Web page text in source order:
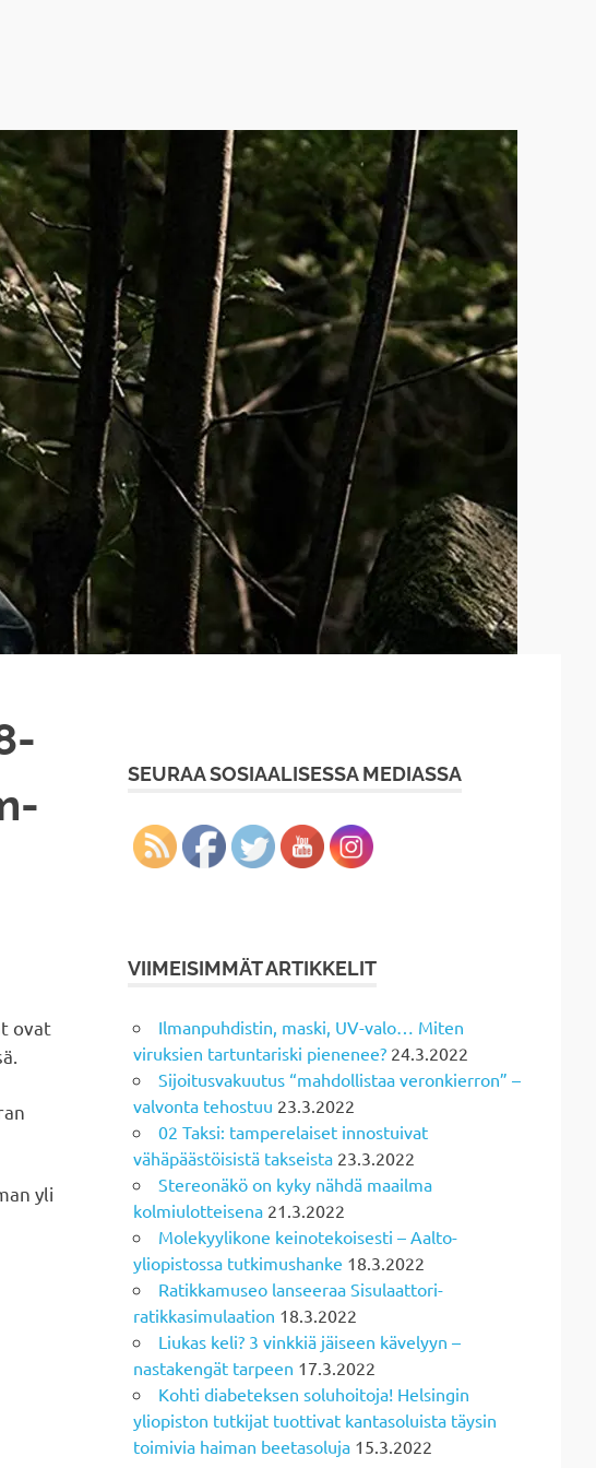
ovat
yli
SEURAA SOSIAALISESSA MEDIASSA
VIIMEISIMMÄT ARTIKKELIT
Ilmanpuhdistin, maski, UV-valo… Miten
viruksien tartuntariski pienenee? 24.3.2022
Sijoitusvakuutus “mahdollistaa veronkierron” –
valvonta tehostuu 23.3.2022
02 Taksi: tamperelaiset innostuivat
vähäpäästöisistä takseista 23.3.2022
Stereonäkö on kyky nähdä maailma
kolmiulotteisena 21.3.2022
Molekyylikone keinotekoisesti – Aalto-
yliopistossa tutkimushanke 18.3.2022
Ratikkamuseo lanseeraa Sisulaattori-
ratikkasimulaation 18.3.2022
Liukas keli? 3 vinkkiä jäiseen kävelyyn –
nastakengät tarpeen 17.3.2022
Kohti diabeteksen soluhoitoja! Helsingin
yliopiston tutkijat tuottivat kantasoluista täysin
toimivia haiman beetasoluja 15.3.2022